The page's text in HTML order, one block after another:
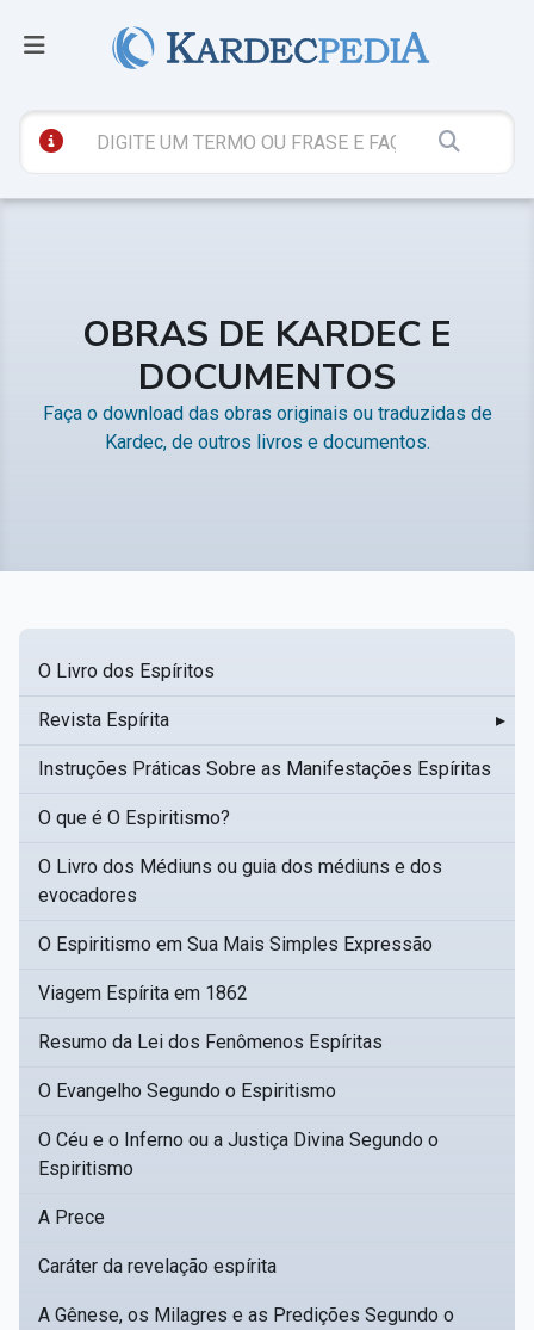
OBRAS DE KARDEC E
DOCUMENTOS
Faça o download das obras originais ou traduzidas de
Kardec, de outros livros e documentos.
O Livro dos Espíritos
Revista Espírita ▸
Instruções Práticas Sobre as Manifestações Espíritas
O que é O Espiritismo?
O Livro dos Médiuns ou guia dos médiuns e dos
evocadores
O Espiritismo em Sua Mais Simples Expressão
Viagem Espírita em 1862
Resumo da Lei dos Fenômenos Espíritas
O Evangelho Segundo o Espiritismo
O Céu e o Inferno ou a Justiça Divina Segundo o
Espiritismo
A Prece
Caráter da revelação espírita
A Gênese, os Milagres e as Predições Segundo o